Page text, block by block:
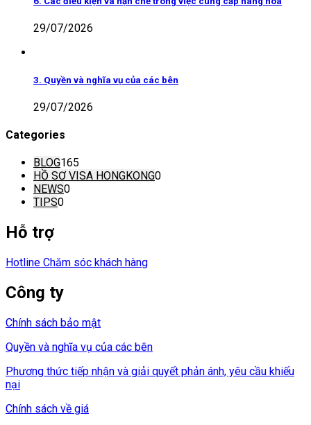
29/07/2026
3. Quyền và nghĩa vụ của các bên
29/07/2026
Categories
BLOG165
HỒ SƠ VISA HONGKONG0
NEWS0
TIPS0
Hỗ trợ
Hotline Chăm sóc khách hàng
Công ty
Chính sách bảo mật
Quyền và nghĩa vụ của các bên
Phương thức tiếp nhận và giải quyết phản ánh, yêu cầu khiếu
nại
Chính sách về giá